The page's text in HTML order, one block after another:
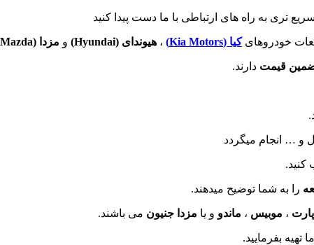
تری به راه های ارتباطی با ما دست پیدا کنید
خودروهایکیا (Kia Motors) ، هیوندای (Hyundai
) و مزدا (Mazda
قیمت دارند.
و … انجام میگردد
کنید.
را به شما توضیح میدهند.
، موبیس ، ماندو و یا مزدا جنیون می باشند.
تهیه بفرمایید.